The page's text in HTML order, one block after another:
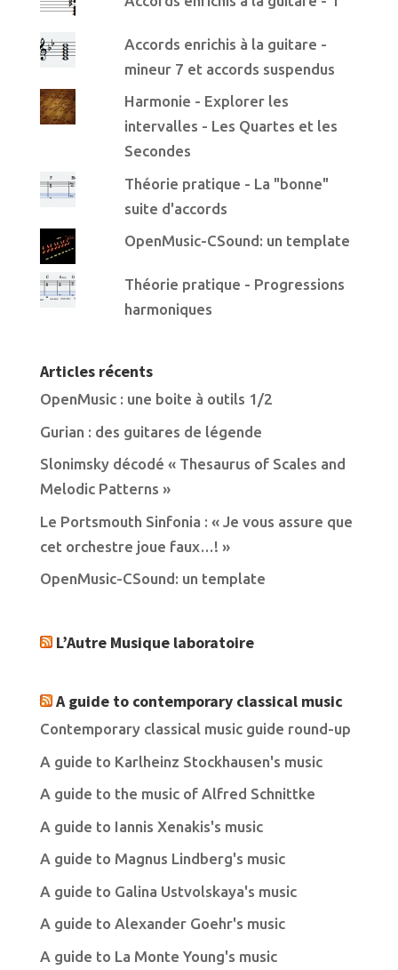
Accords enrichis à la guitare -
mineur 7 et accords suspendus
Harmonie - Explorer les
intervalles - Les Quartes et les
Secondes
Théorie pratique - La "bonne"
suite d'accords
OpenMusic-CSound: un template
Théorie pratique - Progressions
harmoniques
Articles récents
OpenMusic : une boite à outils 1/2
Gurian : des guitares de légende
Slonimsky décodé « Thesaurus of Scales and
Melodic Patterns »
Le Portsmouth Sinfonia : « Je vous assure que
cet orchestre joue faux…! »
OpenMusic-CSound: un template
L’Autre Musique laboratoire
A guide to contemporary classical music
Contemporary classical music guide round-up
A guide to Karlheinz Stockhausen's music
A guide to the music of Alfred Schnittke
A guide to Iannis Xenakis's music
A guide to Magnus Lindberg's music
A guide to Galina Ustvolskaya's music
A guide to Alexander Goehr's music
A guide to La Monte Young's music